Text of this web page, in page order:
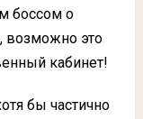
боссом о
возможно это
кабинет!
бы частично